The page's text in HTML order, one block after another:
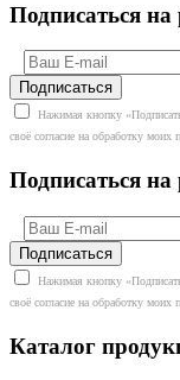
Подписаться
Нажимая кнопку
своё согласие на обработку
Подписаться
Нажимая кнопку
своё согласие на обработку
Каталог